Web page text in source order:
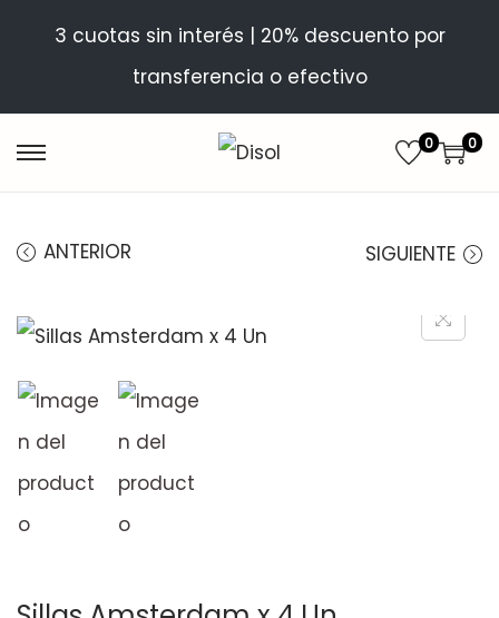
3 cuotas sin interés | 20% descuento por
transferencia o efectivo
0 0
ANTERIOR SIGUIENTE